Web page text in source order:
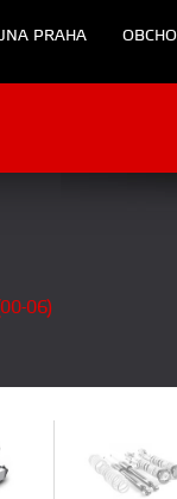
PRAHA
06)